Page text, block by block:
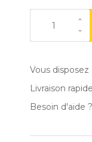
Vous
Livraison
Besoin d'aide